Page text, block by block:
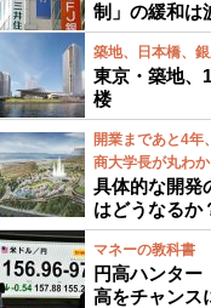
制」の緩和は
築地、日本橋、
東京・築地、
楼
開業まであと4年
商大学長が丸わ
具体的な開発
はどうなるか
マネーの教科書
円高ハンター
高をチャンス